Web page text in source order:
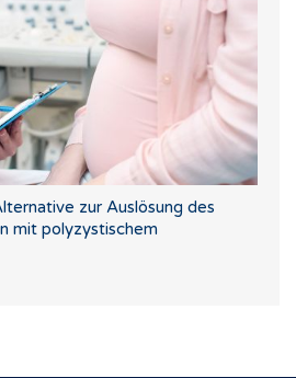
zur Auslösung des
mit polyzystischem